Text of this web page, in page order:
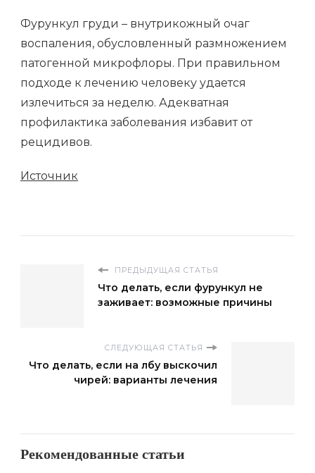
Фурункул груди – внутрикожный очаг
воспаления, обусловленный размножением
патогенной микрофлоры. При правильном
подходе к лечению человеку удается
излечиться за неделю. Адекватная
профилактика заболевания избавит от
рецидивов.
Источник
ПРЕДЫДУЩАЯ СТАТЬЯ
Что делать, если фурункул не
заживает: возможные причины
СЛЕДУЮЩАЯ СТАТЬЯ
Что делать, если на лбу выскочил
чирей: варианты лечения
Рекомендованные статьи